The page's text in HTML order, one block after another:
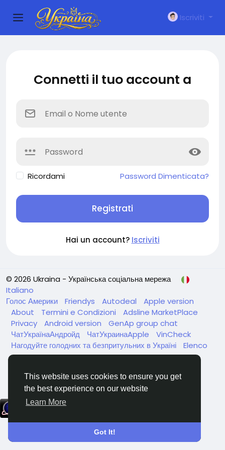
This website uses cookies to ensure you get
the best experience on our website
Learn More
Got It!
Iscriviti
Connetti il tuo account a
Ricordami Password Dimenticata?
Registrati
Hai un account? Iscriviti
© 2026 Ukraina - Українська соціальна мережа
Italiano
Голос Америки
Friendys Autodeal
Apple version
About
Termini e Condizioni
Adsline MarketPlace
Privacy
Android version
GenAp group chat
ЧатУкраїнаАндройд
ЧатУкраинаApple
VinCheck
Нагодуйте голодних та безпритульних в Україні
Elenco